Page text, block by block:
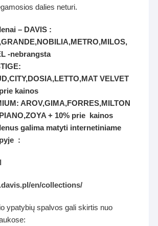
dalies neturi.
– DAVIS :
-nebrangsta
VELVET
kainos
AROV,GIMA,FORRES,MILTON
+ 10% prie kainos
galima matyti internetiniame
:
en/collections/
ypatybių spalvos gali skirtis nuo